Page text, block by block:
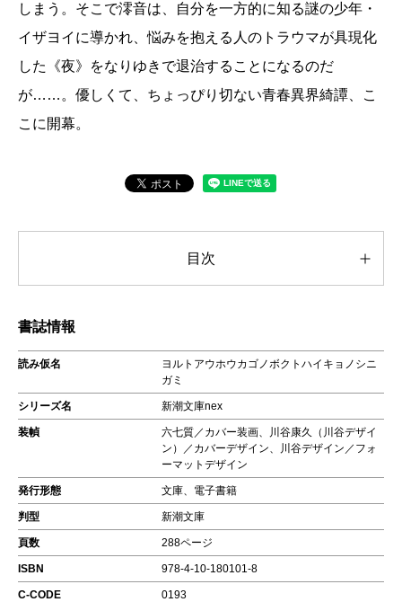
しまう。そこで澪音は、自分を一方的に知る謎の少年・
イザヨイに導かれ、悩みを抱える人のトラウマが具現化
した《夜》をなりゆきで退治することになるのだ
が……。優しくて、ちょっぴり切ない青春異界綺譚、こ
こに開幕。
目次
書誌情報
読み仮名
ヨルトアウホウカゴノボクトハイキョノシニ
ガミ
シリーズ名 新潮文庫nex
装幀
六七質／カバー装画、川谷康久（川谷デザイ
ン）／カバーデザイン、川谷デザイン／フォ
ーマットデザイン
発行形態 文庫、電子書籍
判型 新潮文庫
頁数 288ページ
ISBN 978-4-10-180101-8
C-CODE 0193